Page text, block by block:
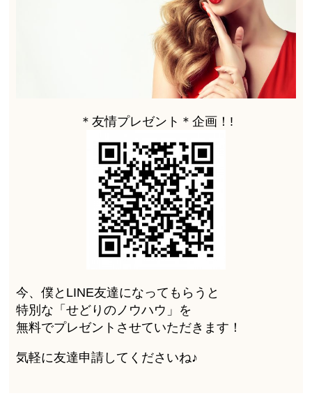
＊友情プレゼント＊企画！!
今、僕とLINE友達になってもらうと
特別な「せどりのノウハウ」を
無料でプレゼントさせていただきます！
気軽に友達申請してくださいね♪